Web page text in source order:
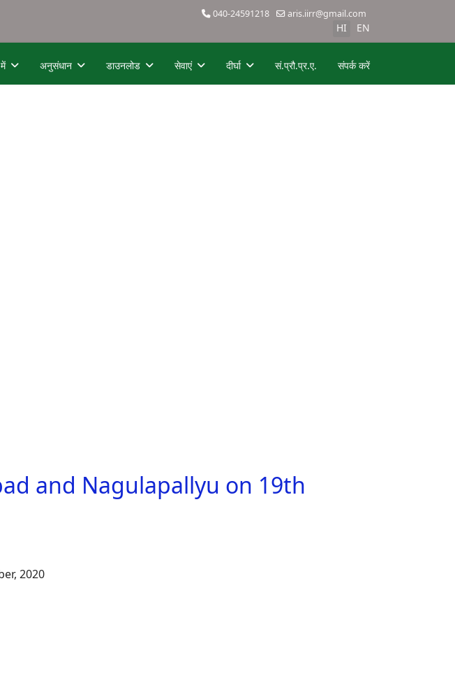
040-24591218 aris.iirr@gmail.com
HI EN
अनुसंधान डाउनलोड सेवाएं दीर्घा सं.प्रौ.प्र.ए. संपर्क करें
and Nagulapallyu on 19th
2020